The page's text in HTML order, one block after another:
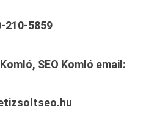
210-5859
SEO Komló email: